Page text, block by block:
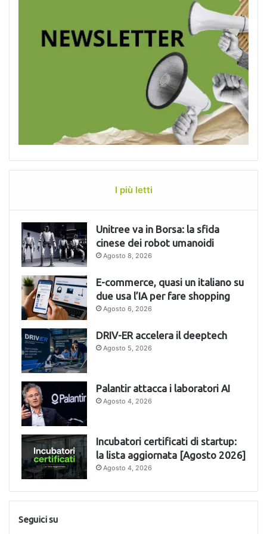
I più letti
Unitree va in Borsa: la sfida
cinese dei robot umanoidi
Agosto 8, 2026
E-commerce, quasi un italiano su
due usa l’IA per fare shopping
Agosto 6, 2026
DRIV-ER accelera il deeptech
Agosto 5, 2026
Palantir attacca i laboratori AI
Agosto 4, 2026
Incubatori certificati di startup:
la lista aggiornata [Agosto 2026]
Agosto 4, 2026
Seguici su